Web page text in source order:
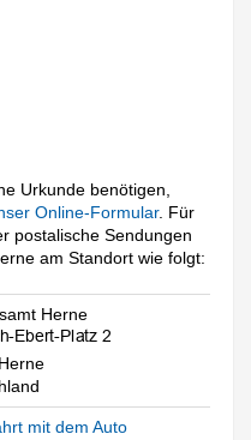
Urkunde benötigen,
Online-Formular. Für
postalische Sendungen
am Standort wie folgt:
Herne
mit dem Auto